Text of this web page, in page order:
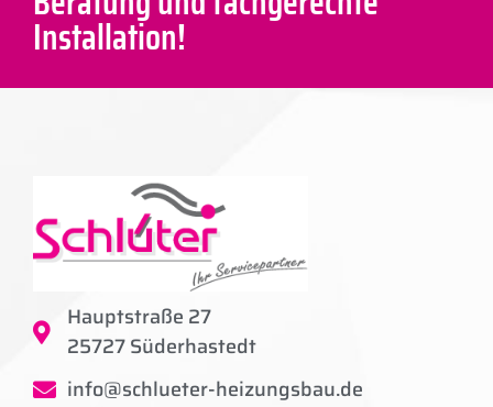
Installation!
Hauptstraße 27
25727 Süderhastedt
info@schlueter-heizungsbau.de